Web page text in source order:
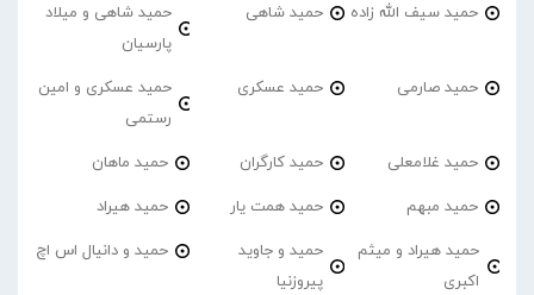
حمید سیف الله زاده حمید شاهی
حمید شاهی و میلاد
پارسیان
حمید صارمی حمید عسکری
حمید عسکری و امین
رستمی
حمید غلامعلی حمید کارگران حمید ماهان
حمید مبهم حمید همت یار حمید هیراد
حمید هیراد و میثم
اکبری
حمید و جاوید
پیروزنیا
حمید و دانیال اس اچ